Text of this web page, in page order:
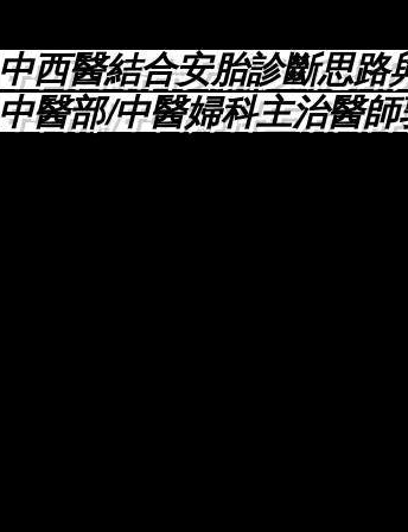
中西醫結合安胎診斷思
中醫部/中醫婦科主治醫